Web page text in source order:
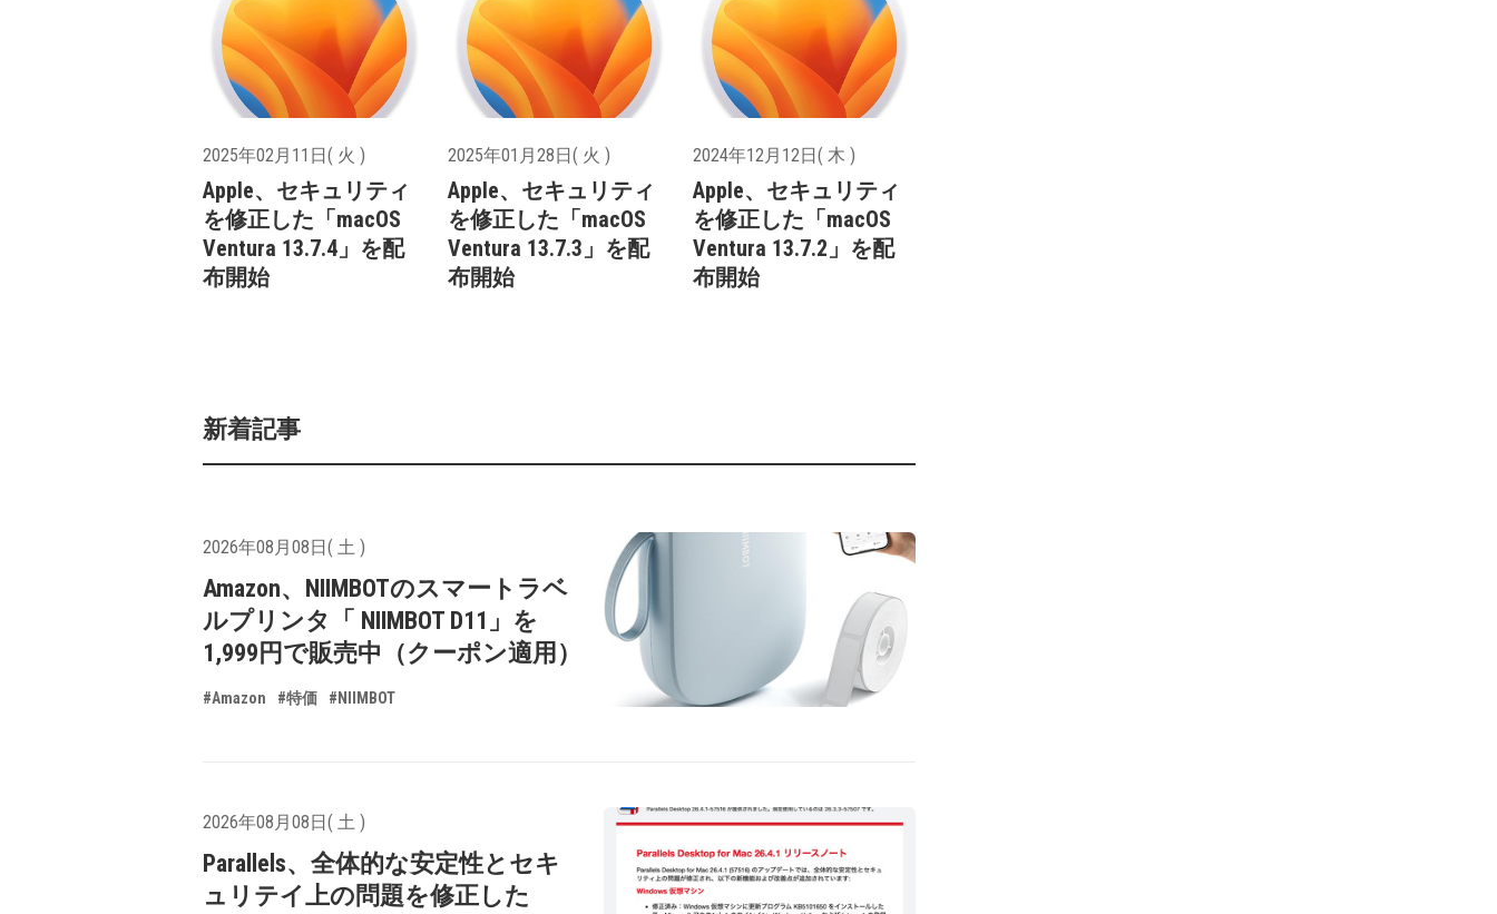
2025年02月11日( 火 )
Apple、セキュリティ
を修正した「macOS
Ventura 13.7.4」を配
布開始
2025年01月28日( 火 )
Apple、セキュリティ
を修正した「macOS
Ventura 13.7.3」を配
布開始
2024年12月12日( 木 )
Apple、セキュリティ
を修正した「macOS
Ventura 13.7.2」を配
布開始
新着記事
2026年08月08日( 土 )
Amazon、NIIMBOTのスマートラベ
ルプリンタ「 NIIMBOT D11」を
1,999円で販売中（クーポン適用）
#Amazon #特価 #NIIMBOT
2026年08月08日( 土 )
Parallels、全体的な安定性とセキ
ュリテイ上の問題を修正した